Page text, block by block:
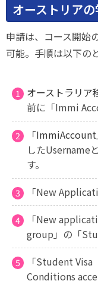
オーストリア
申請は、コース開始
可能。手順は以下の
オーストラリア
前に「Immi
「
したUsername
す。
「New
「New
group」の「
「Student
Conditions